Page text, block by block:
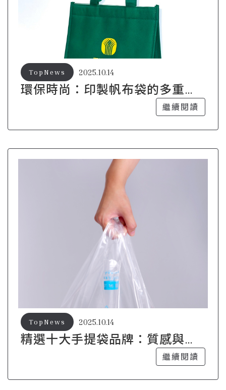
環保時尚：印製帆布袋的多重優
2025.10.14
TopNews
繼續閱讀
精選十大手提袋品牌：質感與實
2025.10.14
TopNews
繼續閱讀